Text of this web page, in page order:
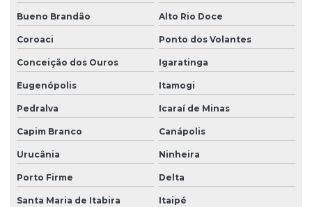
Bueno Brandão Alto Rio Doce
Coroaci Ponto dos Volantes
Conceição dos Ouros Igaratinga
Eugenópolis Itamogi
Pedralva Icaraí de Minas
Capim Branco Canápolis
Urucânia Ninheira
Porto Firme Delta
Santa Maria de Itabira Itaipé